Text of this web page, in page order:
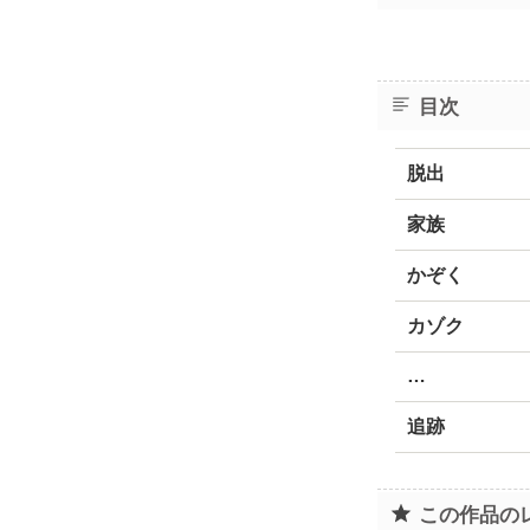
目次
脱出
家族
かぞく
カゾク
…
追跡
この作品の